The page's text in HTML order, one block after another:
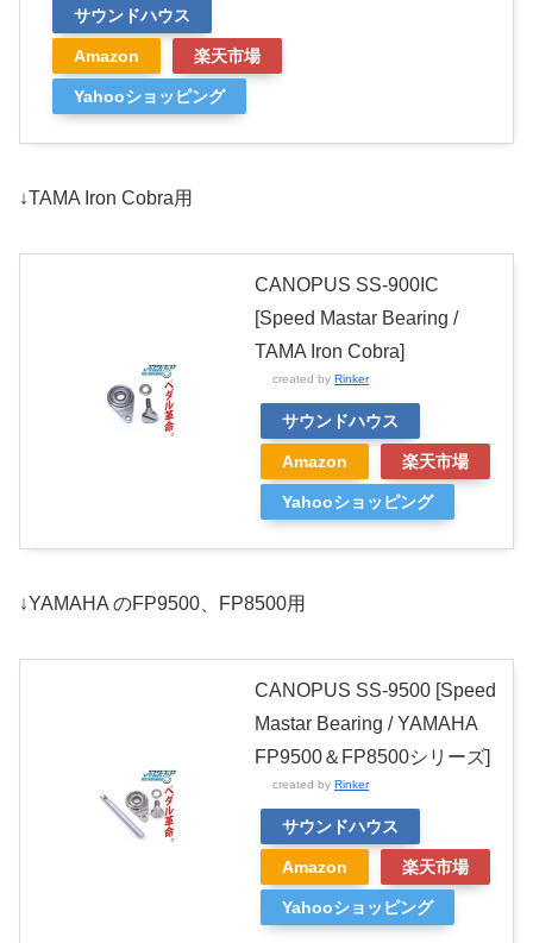
サウンドハウス
Amazon 楽天市場
Yahooショッピング
↓TAMA Iron Cobra用
CANOPUS SS-900IC
[Speed Mastar Bearing /
TAMA Iron Cobra]
created by Rinker
サウンドハウス
Amazon 楽天市場
Yahooショッピング
↓YAMAHA のFP9500、FP8500用
CANOPUS SS-9500 [Speed
Mastar Bearing / YAMAHA
FP9500＆FP8500シリーズ]
created by Rinker
サウンドハウス
Amazon 楽天市場
Yahooショッピング